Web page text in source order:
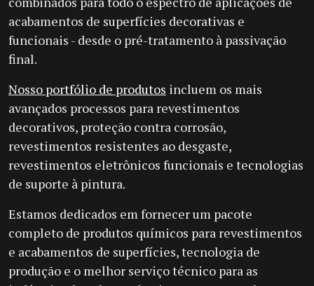
acabamentos de superfícies decorativas e
funcionais - desde o pré-tratamento à passivação
final.
Nosso portfólio de produtos incluem os mais
avançados processos para revestimentos
decorativos, proteção contra corrosão,
revestimentos resistentes ao desgaste,
revestimentos eletrônicos funcionais e tecnologias
de suporte à pintura.
Estamos dedicados em fornecer um pacote
completo de produtos químicos para revestimentos
e acabamentos de superfícies, tecnologia de
produção e o melhor serviço técnico para as